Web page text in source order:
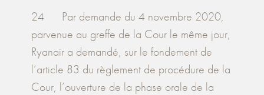
24 Par demande du 4 novembre 2020,
parvenue au greffe de la Cour le même jour,
Ryanair a demandé, sur le fondement de
l’article 83 du règlement de procédure de la
Cour, l’ouverture de la phase orale de la